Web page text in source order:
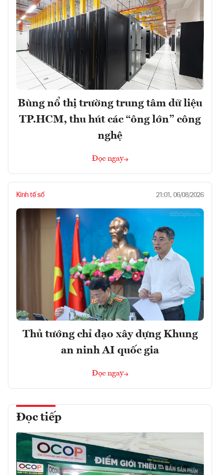
Bùng nổ thị trường trung tâm dữ liệu
TP.HCM, thu hút các “ông lớn” công
nghệ
Đọc ngay
Kinh tế số 21:01, 06/08/2026
Thủ tướng chỉ đạo xây dựng Khung
an ninh AI quốc gia
Đọc ngay
Đọc tiếp